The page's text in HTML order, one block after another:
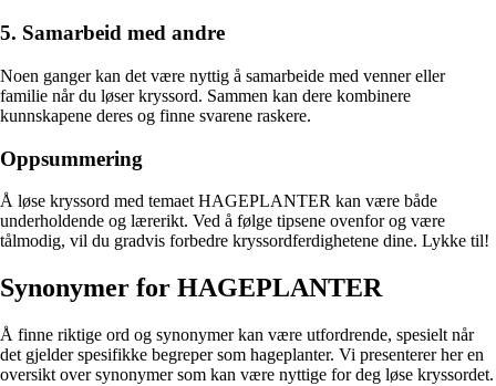
5. Samarbeid med andre
Noen ganger kan det være nyttig å samarbeide med venner eller
familie når du løser kryssord. Sammen kan dere kombinere
kunnskapene deres og finne svarene raskere.
Oppsummering
Å løse kryssord med temaet HAGEPLANTER kan være både
underholdende og lærerikt. Ved å følge tipsene ovenfor og være
tålmodig, vil du gradvis forbedre kryssordferdighetene dine. Lykke til!
Synonymer for HAGEPLANTER
Å finne riktige ord og synonymer kan være utfordrende, spesielt når
det gjelder spesifikke begreper som hageplanter. Vi presenterer her en
oversikt over synonymer som kan være nyttige for deg løse kryssordet.